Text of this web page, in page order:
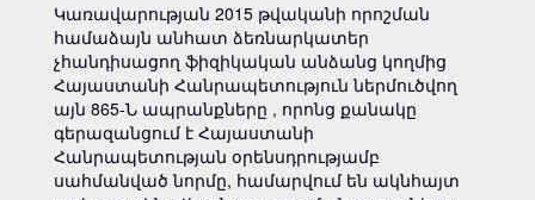
Կառավարության 2015 թվականի որոշման
համաձայն անհատ ձեռնարկատեր
չհանդիսացող ֆիզիկական անձանց կողմից
Հայաստանի Հանրապետություն ներմուծվող
այն 865-Ն ապրանքները , որոնց քանակը
գերազանցում է Հայաստանի
Հանրապետության օրենսդրությամբ
սահմանված նորմը, համարվում են ակնհայտ